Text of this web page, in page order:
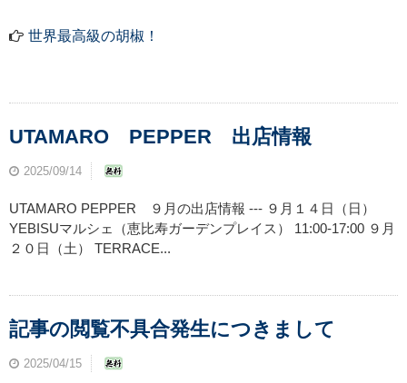
世界最高級の胡椒！
UTAMARO PEPPER 出店情報
2025/09/14
UTAMARO PEPPER ９月の出店情報 --- ９月１４日（日）
YEBISUマルシェ（恵比寿ガーデンプレイス） 11:00-17:00 ９月
２０日（土） TERRACE...
記事の閲覧不具合発生につきまして
2025/04/15